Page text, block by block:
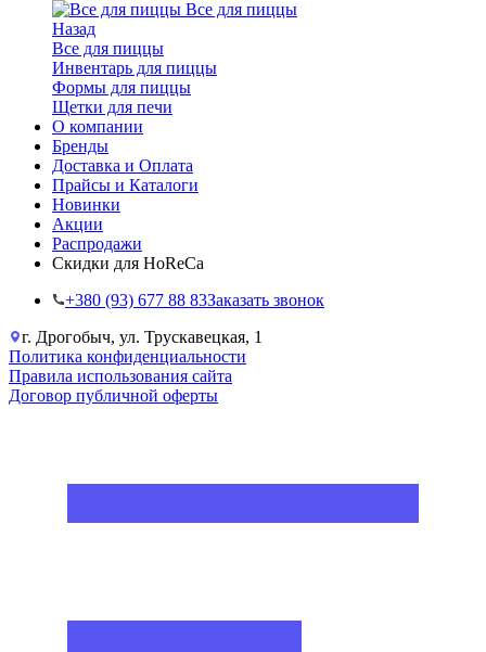
Все для пиццы
Назад
Все для пиццы
Инвентарь для пиццы
Формы для пиццы
Щетки для печи
О компании
Бренды
Доставка и Оплата
Прайсы и Каталоги
Новинки
Акции
Распродажи
Скидки для HoReCa
+38‎0 (93) 677 88 83Заказать звонок
г. Дрогобыч, ул. Трускавецкая, 1
Политика конфиденциальности
Правила использования сайта
Договор публичной оферты